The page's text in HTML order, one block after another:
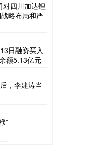
对四川加达锂
略布局和严
日融资买入
额5.13亿元
，李建涛当
”